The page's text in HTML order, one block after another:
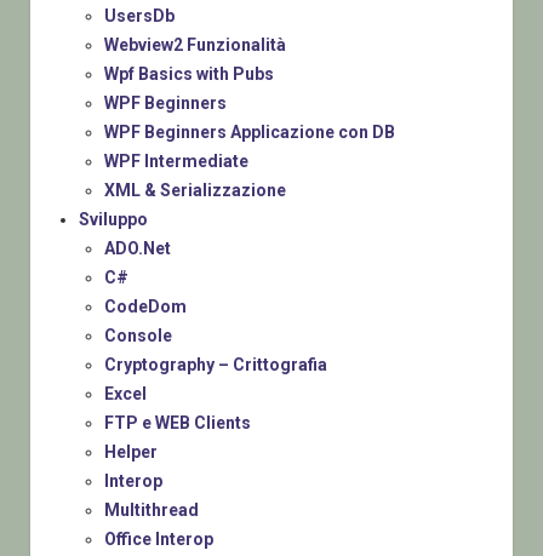
UsersDb
Webview2 Funzionalità
Wpf Basics with Pubs
WPF Beginners
WPF Beginners Applicazione con DB
WPF Intermediate
XML & Serializzazione
Sviluppo
ADO.Net
C#
CodeDom
Console
Cryptography – Crittografia
Excel
FTP e WEB Clients
Helper
Interop
Multithread
Office Interop